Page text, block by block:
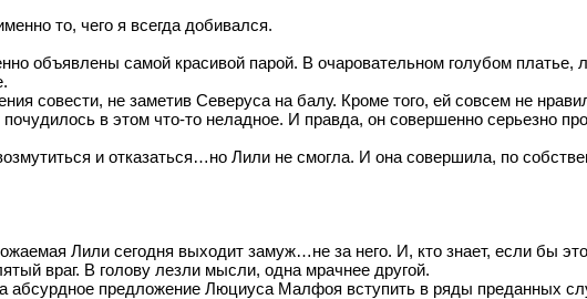
то, чего я всегда добивался.
объявлены самой красивой парой. В очаровательном голубом платье,
совести, не заметив Северуса на балу. Кроме того, ей совсем не
в этом что-то неладное. И правда, он совершенно серьезно
и отказаться…но Лили не смогла. И она совершила, по
Лили сегодня выходит замуж…не за него. И, кто знает, если бы
враг. В голову лезли мысли, одна мрачнее другой.
абсурдное предложение Люциуса Малфоя вступить в ряды преданных